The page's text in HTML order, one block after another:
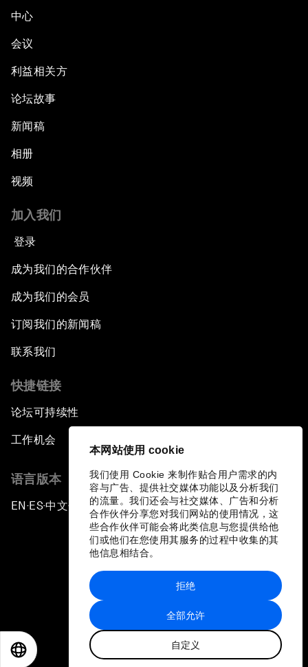
本网站使用 cookie
我们使用 Cookie 来制作贴合用户需求的内
容与广告、提供社交媒体功能以及分析我们
的流量。我们还会与社交媒体、广告和分析
合作伙伴分享您对我们网站的使用情况，这
些合作伙伴可能会将此类信息与您提供给他
们或他们在您使用其服务的过程中收集的其
他信息相结合。
全部允许
自定义
拒绝
中心
会议
利益相关方
论坛故事
新闻稿
相册
视频
加入我们
登录
成为我们的合作伙伴
成为我们的会员
订阅我们的新闻稿
联系我们
快捷链接
论坛可持续性
工作机会
语言版本
EN ▪ES▪中文▪ 日本語
站点地图
世界经济论坛